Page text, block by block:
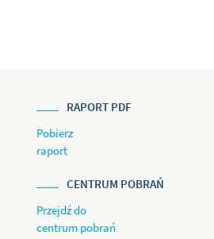
RAPORT PDF
Pobierz
raport
CENTRUM POBRAŃ
Przejdź do
centrum pobrań